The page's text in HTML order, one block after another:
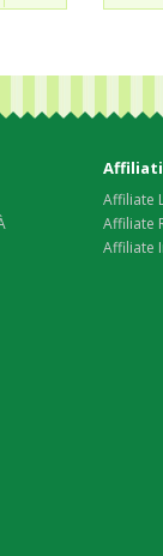
Affiliati
Affiliate
Affiliate
Affiliate